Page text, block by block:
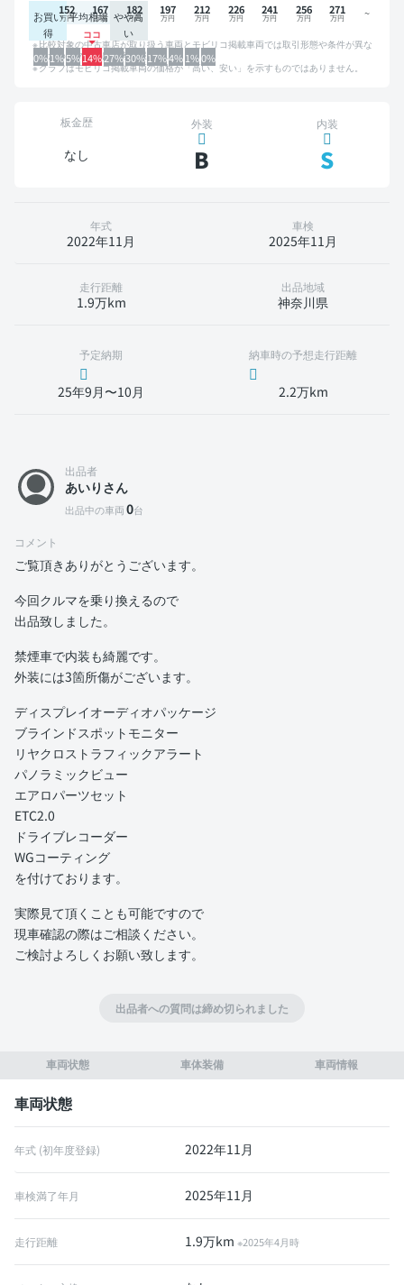
お買い
得
平均相場 やや高
い
0%1%5%14%27%30%17%4%1%0%
152 167 182 197 212 226 241 256 271
比較対象の中古車店が取り扱う車両とモビリコ掲載車両では取引形態や条件が異な
るため、グラフは参考情報です。
グラフはモビリコ掲載車両の価格が「高い、安い」を示すものではありません。
板金歴
なし
外装
B
内装
S
年式
2022年11月
車検
2025年11月
走行距離
1.9万km
出品地域
神奈川県
予定納期
25年9月〜10月
納車時の予想走行距離
2.2万km
車両状態 車体装備 車両情報
車両状態
年式 (初年度登録) 2022年11月
車検満了年月 2025年11月
走行距離 1.9万km※2025年4月時
出品者
あいりさん
出品中の車両0台
コメント
ご覧頂きありがとうございます。
今回クルマを乗り換えるので
出品致しました。
禁煙車で内装も綺麗です。
外装には3箇所傷がございます。
ディスプレイオーディオパッケージ
ブラインドスポットモニター
リヤクロストラフィックアラート
パノラミックビュー
エアロパーツセット
ETC2.0
ドライブレコーダー
WGコーティング
を付けております。
実際見て頂くことも可能ですので
現車確認の際はご相談ください。
ご検討よろしくお願い致します。
出品者への質問は締め切られました